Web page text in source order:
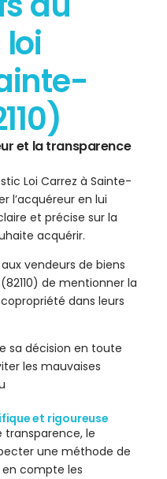
et la transparence
Loi Carrez à Sainte-
l’acquéreur en lui
et précise sur la
acquérir.
vendeurs de biens
de mentionner la
dans leurs
sa décision en toute
les mauvaises
et rigoureuse
le
une méthode de
compte les